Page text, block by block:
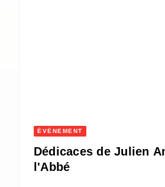
ÉVÈNEMENT
Dédicaces de Julien
l'Abbé